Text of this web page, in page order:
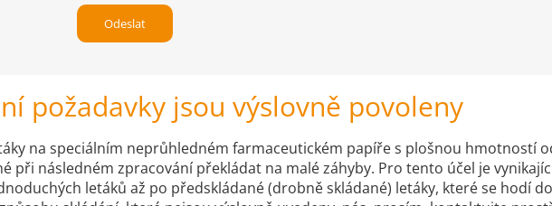
požadavky jsou výslovně povoleny
na speciálním neprůhledném farmaceutickém papíře s plošnou hmotností
při následném zpracování překládat na malé záhyby. Pro tento účel je
letáků až po předskládané (drobně skládané) letáky, které se hodí